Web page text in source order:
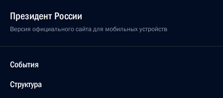
Президент России
Версия официального сайта для мобильных устройств
События
Структура